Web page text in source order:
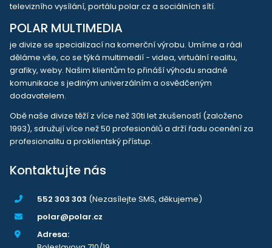
televizního vysílání, portálu polar.cz a sociálních sítí.
POLAR MULTIMEDIA
je divize se specializací na komerční výrobu. Umíme a rádi
děláme vše, co se týká multimedií - videa, virtuální realitu,
grafiky, weby. Našim klientům to přináší výhodu snadné
komunikace s jediným univerzálním a osvědčeným
dodavatelem.
Obě naše divize těží z více než 30ti let zkušeností (založeno
1993), sdružují více než 50 profesionálů a drží řadu ocenění za
profesionalitu a proklientský přístup.
Kontaktujte nás
552 303 303 (Nezasílejte SMS, děkujeme)
polar@polar.cz
Adresa: